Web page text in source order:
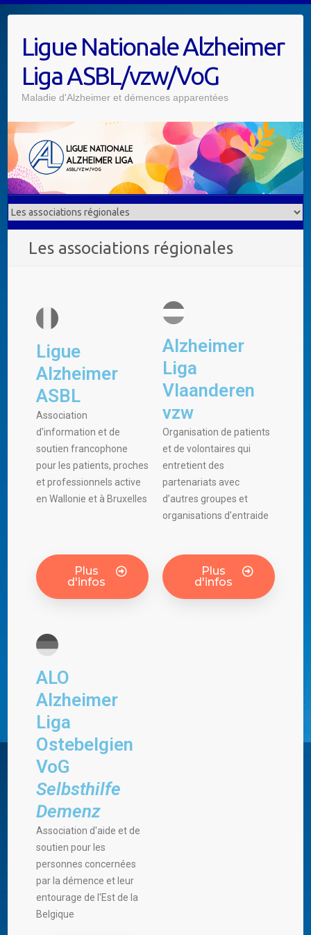
Ligue Nationale Alzheimer
Liga ASBL/vzw/VoG
Maladie d'Alzheimer et démences apparentées
Les associations régionales
Ligue
Alzheimer
ASBL
Association
d'information et de
soutien francophone
pour les patients, proches
et professionnels active
en Wallonie et à Bruxelles
Plus
d'infos
Alzheimer
Liga
Vlaanderen
vzw
Organisation de patients
et de volontaires qui
entretient des
partenariats avec
d’autres groupes et
organisations d’entraide
Plus
d'infos
ALO
Alzheimer
Liga
Ostebelgien
VoG
Selbsthilfe
Demenz
Association d'aide et de
soutien pour les
personnes concernées
par la démence et leur
entourage de l'Est de la
Belgique